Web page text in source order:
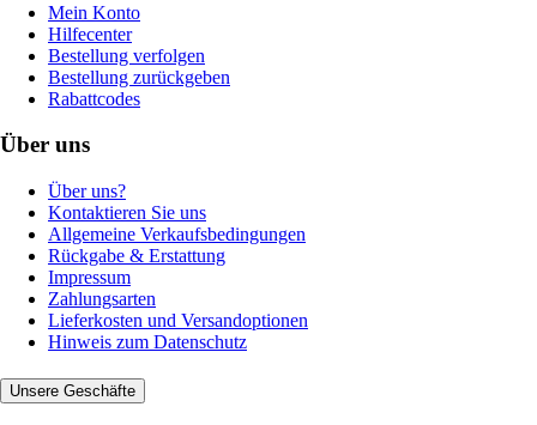
Mein Konto
Hilfecenter
Bestellung verfolgen
Bestellung zurückgeben
Rabattcodes
Über uns
Über uns?
Kontaktieren Sie uns
Allgemeine Verkaufsbedingungen
Rückgabe & Erstattung
Impressum
Zahlungsarten
Lieferkosten und Versandoptionen
Hinweis zum Datenschutz
Unsere Geschäfte